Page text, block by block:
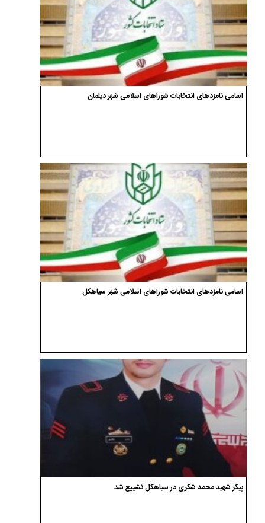
اسامی نامزدهای انتخابات شوراهای اسلامی شهر دیلمان
اسامی نامزدهای انتخابات شوراهای اسلامی شهر سیاهکل
پیکر شهید محمد شکری در سیاهکل تشییع شد